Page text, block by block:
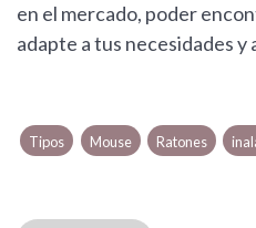
en el mercado, poder
adapte a tus necesidades y
Tipos Mouse Ratones